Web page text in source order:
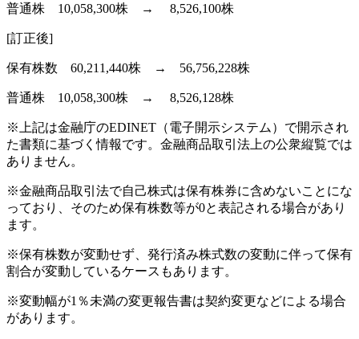
普通株 10,058,300株 → 8,526,100株
[訂正後]
保有株数 60,211,440株 → 56,756,228株
普通株 10,058,300株 → 8,526,128株
※上記は金融庁のEDINET（電子開示システム）で開示され
た書類に基づく情報です。金融商品取引法上の公衆縦覧では
ありません。
※金融商品取引法で自己株式は保有株券に含めないことにな
っており、そのため保有株数等が0と表記される場合があり
ます。
※保有株数が変動せず、発行済み株式数の変動に伴って保有
割合が変動しているケースもあります。
※変動幅が1％未満の変更報告書は契約変更などによる場合
があります。